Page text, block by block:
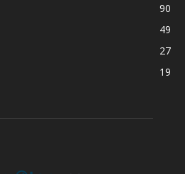
90
49
27
19